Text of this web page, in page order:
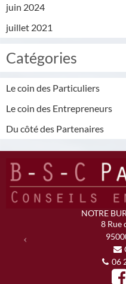
juin 2024
juillet 2021
Catégories
Le coin des Particuliers
Le coin des Entrepreneurs
Du côté des Partenaires
NOTRE
8 Rue
06